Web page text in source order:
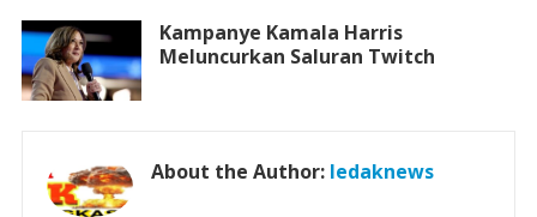
Kampanye Kamala Harris
Meluncurkan Saluran Twitch
About the Author: ledaknews